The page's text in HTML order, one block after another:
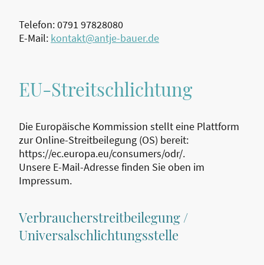
Telefon: 0791 97828080
E-Mail: kontakt@antje-bauer.de
EU-Streitschlichtung
Die Europäische Kommission stellt eine Plattform
zur Online-Streitbeilegung (OS) bereit:
https://ec.europa.eu/consumers/odr/.
Unsere E-Mail-Adresse finden Sie oben im
Impressum.
Verbraucherstreitbeilegung /
Universalschlichtungsstelle